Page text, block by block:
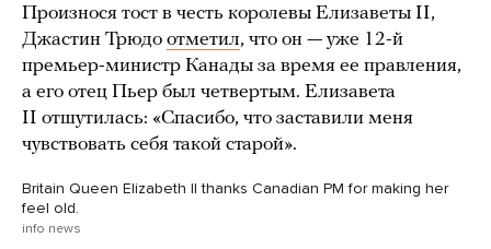
Произнося тост в честь королевы Елизаветы II,
Джастин Трюдо отметил, что он — уже 12-й
премьер-министр Канады за время ее правления,
а его отец Пьер был четвертым. Елизавета
II отшутилась: «Спасибо, что заставили меня
чувствовать себя такой старой».
Britain Queen Elizabeth II thanks Canadian PM for making her
feel old.
info news